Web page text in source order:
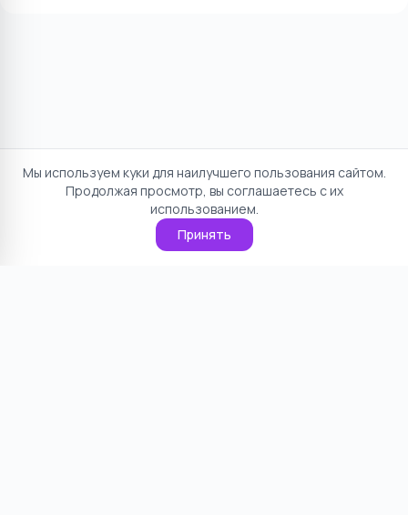
Мы используем куки для наилучшего пользования сайтом.
Продолжая просмотр, вы соглашаетесь с их
использованием.
Принять